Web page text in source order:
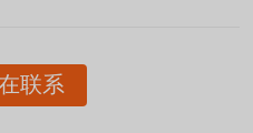
联系